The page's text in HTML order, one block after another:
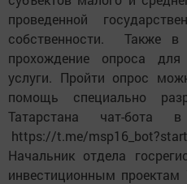
проведенной
собственности. Также
прохождение опроса для
услуги. Пройти опрос
помощь специально
Татарстана чат-
https://t.me/
Начальник отдела
инвестиционным проектам